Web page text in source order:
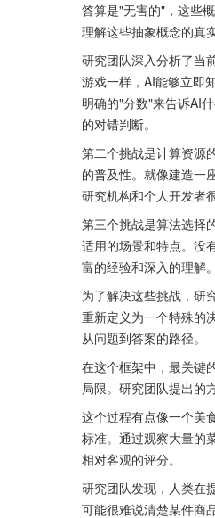
答算是"无害的"，这些
理解这些抽象概念的真
研究团队深入分析了当
游戏一样，AI能够立即
明确的"分数"来告诉AI
的对错判断。
第二个挑战是计算资源
的普及性。就像建造一
研究机构和个人开发者
第三个挑战是算法选择
适用的场景和特点。没
富的经验和深入的理解。
为了解决这些挑战，研
重新定义为一个特殊的
从问题到答案的路径。
在这个框架中，最关键
局限。研究团队提出的
这个过程有点像一个美
标准。通过观察大量的
相对客观的评分。
研究团队发现，人类在
可能很难说清楚某件商